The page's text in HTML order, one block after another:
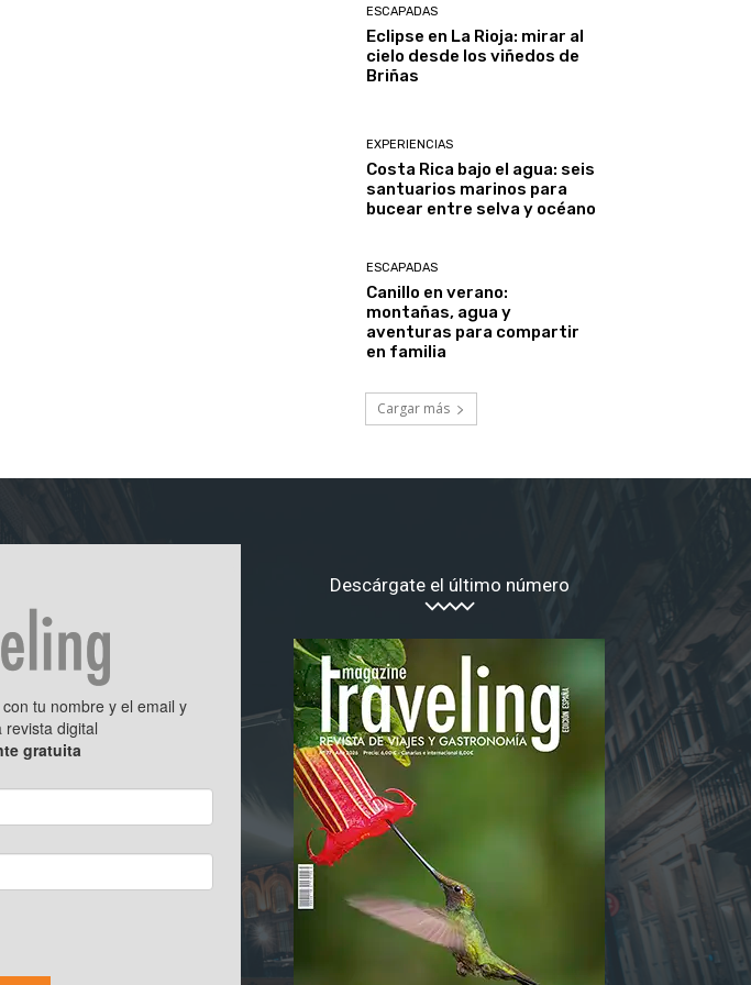
ESCAPADAS
Eclipse en La Rioja: mirar al
cielo desde los viñedos de
Briñas
EXPERIENCIAS
Costa Rica bajo el agua: seis
santuarios marinos para
bucear entre selva y océano
ESCAPADAS
Canillo en verano:
montañas, agua y
aventuras para compartir
en familia
Cargar más
Descárgate el último número